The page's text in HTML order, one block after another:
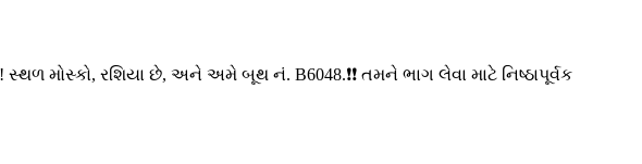
મોસ્કો, રશિયા છે, અને અમે બૂથ નં. B6048.❗❗ તમને ભાગ લેવા માટે નિષ્ઠાપૂર્વક